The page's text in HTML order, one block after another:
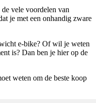
vele voordelen van
je met een onhandig zware
e-bike? Of wil je weten
is? Dan ben je hier op de
weten om de beste koop